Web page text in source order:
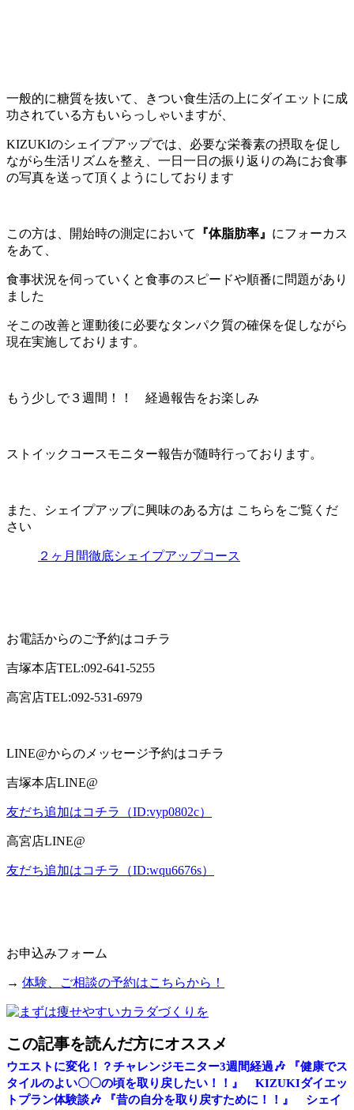
一般的に糖質を抜いて、きつい食生活の上にダイエットに成
功されている方もいらっしゃいますが、
KIZUKIのシェイプアップでは、必要な栄養素の摂取を促し
ながら生活リズムを整え、一日一日の振り返りの為にお食事
の写真を送って頂くようにしております
この方は、開始時の測定において 『体脂肪率』 にフォーカス
をあて、
食事状況を伺っていくと食事のスピードや順番に問題があり
ました
そこの改善と運動後に必要なタンパク質の確保を促しながら
現在実施しております。
もう少しで３週間！！ 経過報告をお楽しみ
ストイックコースモニター報告が随時行っております。
また、シェイプアップに興味のある方は こちらをご覧くだ
さい
２ヶ月間徹底シェイプアップコース
お電話からのご予約はコチラ
吉塚本店TEL:092-641-5255
高宮店TEL:092-531-6979
LINE@からのメッセージ予約はコチラ
吉塚本店LINE@
友だち追加はコチラ（ID:vyp0802c）
高宮店LINE@
友だち追加はコチラ（ID:wqu6676s）
お申込みフォーム
→ 体験、ご相談の予約はこちらから！
この記事を読んだ方にオススメ
ウエストに変化！？チャレンジモニター3週間経過🎶
『健康でス
タイルのよい〇〇の頃を取り戻したい！！』 KIZUKIダイエッ
トプラン体験談🎶
『昔の自分を取り戻すために！！』 シェイ